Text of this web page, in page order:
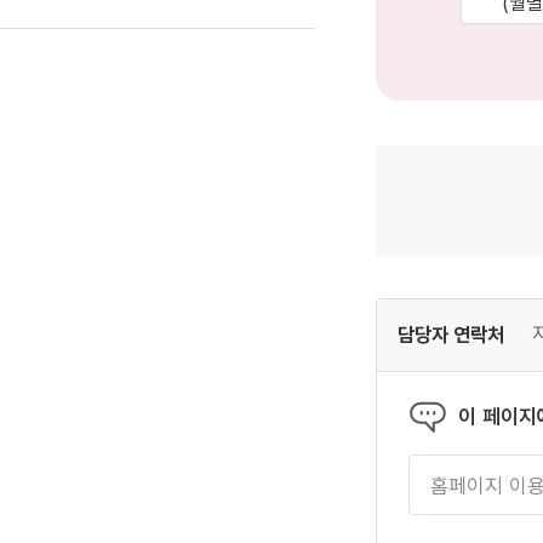
담당자 연락처
이 페이